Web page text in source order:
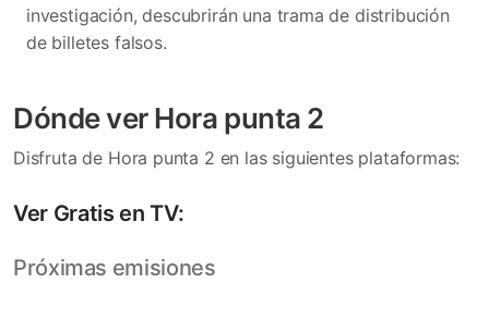
investigación, descubrirán una trama de distribución
de billetes falsos.
Dónde ver Hora punta 2
Disfruta de Hora punta 2 en las siguientes plataformas:
Ver Gratis en TV:
Próximas emisiones